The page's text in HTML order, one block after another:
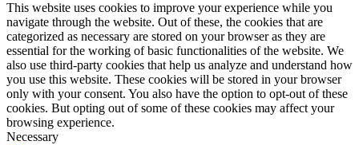
This website uses cookies to improve your experience while you
navigate through the website. Out of these, the cookies that are
categorized as necessary are stored on your browser as they are
essential for the working of basic functionalities of the website. We
also use third-party cookies that help us analyze and understand how
you use this website. These cookies will be stored in your browser
only with your consent. You also have the option to opt-out of these
cookies. But opting out of some of these cookies may affect your
browsing experience.
Necessary